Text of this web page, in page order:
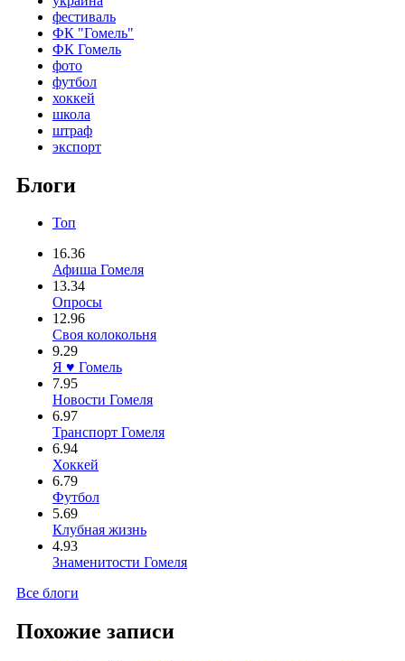
фестиваль
ФК "Гомель"
ФК Гомель
фото
футбол
хоккей
школа
штраф
экспорт
Блоги
Топ
16.36
Афиша Гомеля
13.34
Опросы
12.96
Своя колокольня
9.29
Я ♥ Гомель
7.95
Новости Гомеля
6.97
Транспорт Гомеля
6.94
Хоккей
6.79
Футбол
5.69
Клубная жизнь
4.93
Знаменитости Гомеля
Все блоги
Похожие записи